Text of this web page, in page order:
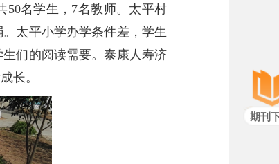
50名学生，7名教师。太平村
太平小学办学条件差，学生
们的阅读需要。泰康人寿济
长。
期刊